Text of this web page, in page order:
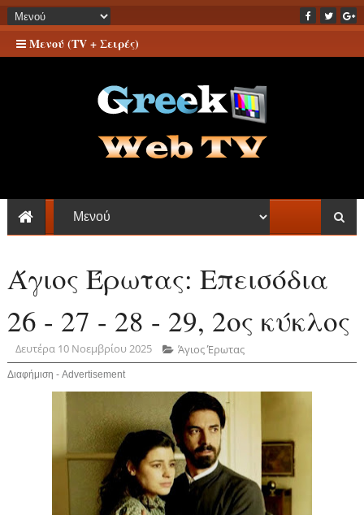
Μενού (TV + Σειρές)
Άγιος Έρωτας: Επεισόδια
26 - 27 - 28 - 29, 2ος κύκλος
Δευτέρα 10 Νοεμβρίου 2025 Άγιος Έρωτας
Διαφήμιση - Advertisement